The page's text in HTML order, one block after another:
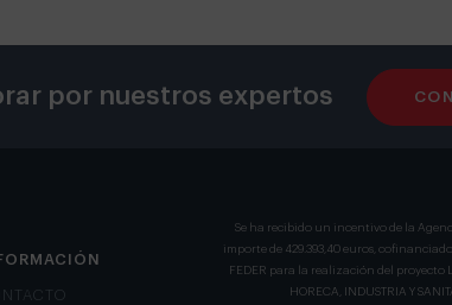
por nuestros expertos
Se ha recibido un incentivo de la
importe de 429.393,40 euros,
FEDER para la realización del proyecto
HORECA, INDUSTRIA Y